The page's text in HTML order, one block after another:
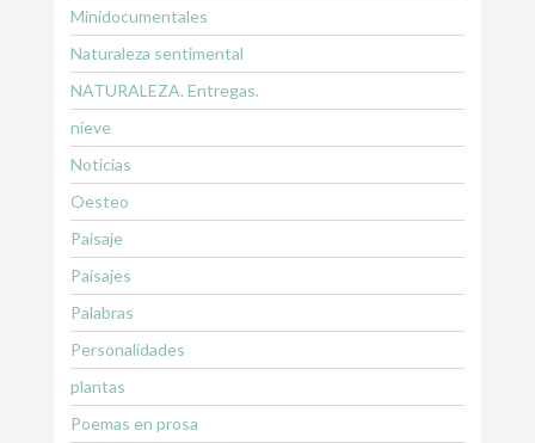
Minidocumentales
Naturaleza sentimental
NATURALEZA. Entregas.
nieve
Noticias
Oesteo
Paisaje
Paisajes
Palabras
Personalidades
plantas
Poemas en prosa